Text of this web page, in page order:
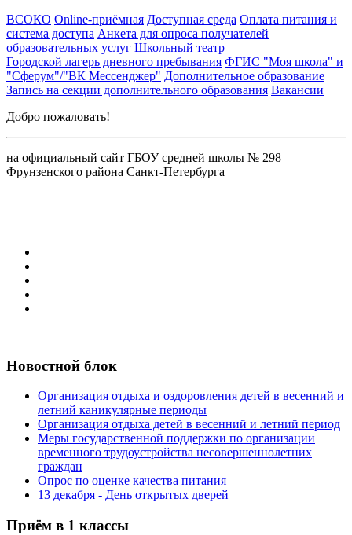
ВСОКО Online-приёмная Доступная среда Оплата питания и
система доступа Анкета для опроса получателей
образовательных услуг Школьный театр
Городской лагерь дневного пребывания ФГИС "Моя школа" и
"Сферум"/"ВК Мессенджер" Дополнительное образование
Запись на секции дополнительного образования Вакансии
Добро пожаловать!
на официальный сайт ГБОУ средней школы № 298
Фрунзенского района Санкт-Петербурга
Новостной блок
Организация отдыха и оздоровления детей в весенний и
летний каникулярные периоды
Организация отдыха детей в весенний и летний период
Меры государственной поддержки по организации
временного трудоустройства несовершеннолетних
граждан
Опрос по оценке качества питания
13 декабря - День открытых дверей
Приём в 1 классы